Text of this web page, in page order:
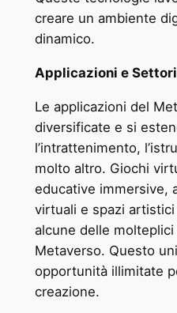
creare un ambiente
dinamico.
Applicazioni e
Le applicazioni del
diversificate e si
l’intrattenimento,
molto altro. Giochi
educative immersive,
virtuali e spazi
alcune delle
Metaverso. Questo
opportunità illimitate
creazione.